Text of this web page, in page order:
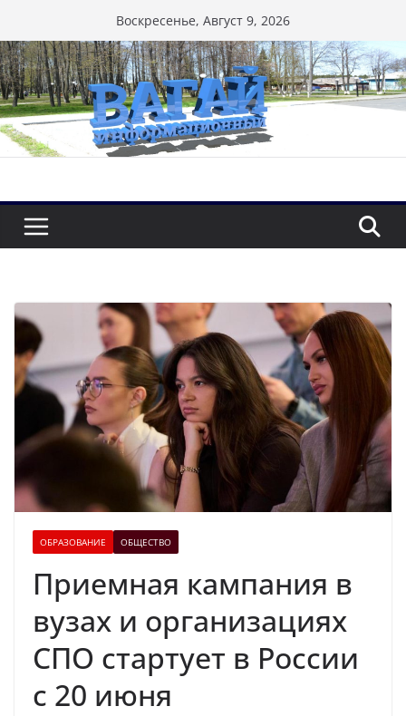
к
содержимому
Воскресенье, Август 9, 2026
ОБРАЗОВАНИЕ ОБЩЕСТВО
Приемная кампания в
вузах и организациях
СПО стартует в России
с 20 июня